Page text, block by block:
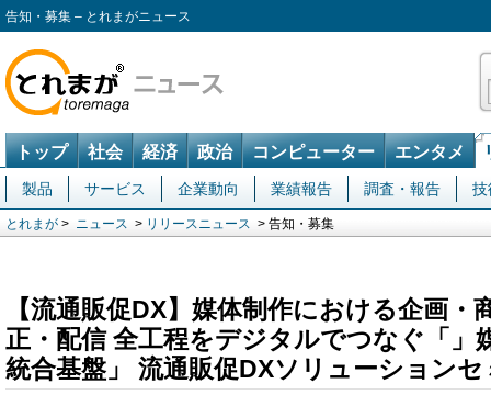
告知・募集 – とれまがニュース
トップ 社会 経済 政治 コンピューター エンタメ
製品 サービス 企業動向 業績報告 調査・報告 技
とれまが > ニュース > リリースニュース > 告知・募集
【流通販促DX】媒体制作における企画・
正・配信 全工程をデジタルでつなぐ「」
統合基盤」 流通販促DXソリューションセ